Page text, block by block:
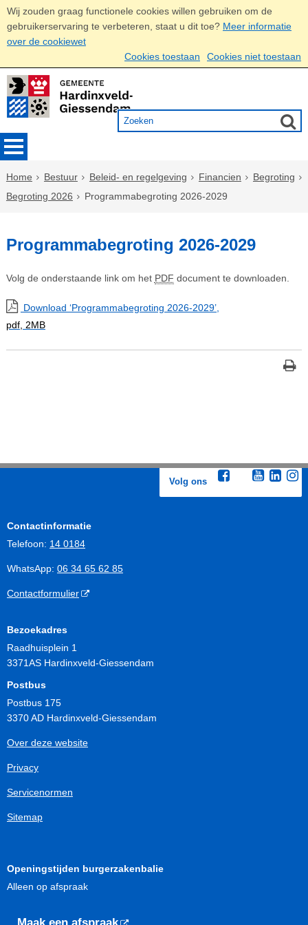
Wij zouden graag functionele cookies willen gebruiken om de
gebruikerservaring te verbeteren, staat u dit toe? Meer informatie
over de cookiewet
Cookies toestaan
Cookies niet toestaan
Home Bestuur Beleid- en regelgeving Financien
Begroting
Begroting 2026
Programmabegroting 2026-2029
Programmabegroting 2026-2029
Volg de onderstaande link om het PDF document te downloaden.
Download ‘Programmabegroting 2026-2029’,
pdf, 2MB
Volg ons
Contactinformatie
Telefoon: 14 0184
WhatsApp: 06 34 65 62 85
Contactformulier
Bezoekadres
Raadhuisplein 1
3371AS Hardinxveld-Giessendam
Postbus
Postbus 175
3370 AD Hardinxveld-Giessendam
Over deze website
Privacy
Servicenormen
Sitemap
Openingstijden burgerzakenbalie
Alleen op afspraak
Maak een afspraak